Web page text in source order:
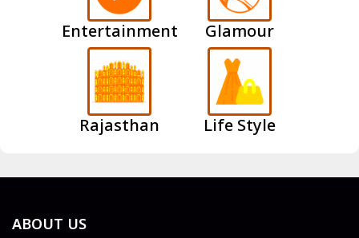
Entertainment Glamour
Rajasthan Life Style
ABOUT US